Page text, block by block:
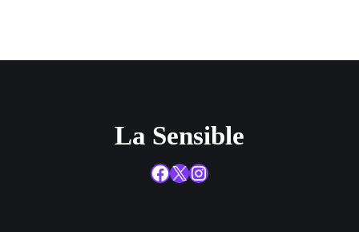
La Sensible
Facebook
X Instagram